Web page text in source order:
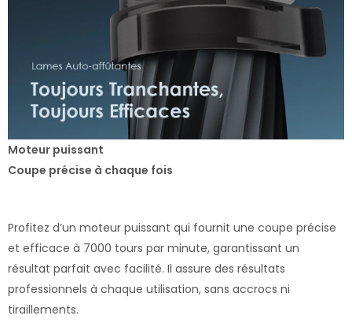
Moteur puissant
Coupe précise à chaque fois
Profitez d’un moteur puissant qui fournit une coupe précise
et efficace à 7000 tours par minute, garantissant un
résultat parfait avec facilité. Il assure des résultats
professionnels à chaque utilisation, sans accrocs ni
tiraillements.